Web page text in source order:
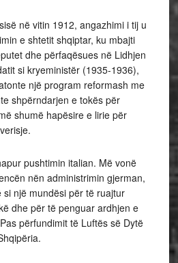
në vitin 1912, angazhimi i tij u
e shtetit shqiptar, ku mbajti
dhe përfaqësues në Lidhjen
si kryeministër (1935-1936),
një program reformash me
shpërndarjen e tokës për
shumë hapësire e lirie për
pushtimin italian. Më vonë
nën administrimin gjerman,
një mundësi për të ruajtur
dhe për të penguar ardhjen e
përfundimit të Luftës së Dytë